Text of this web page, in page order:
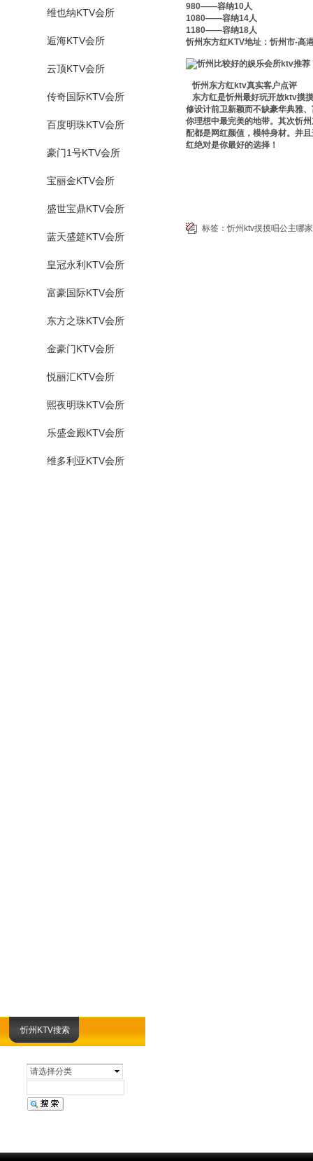
忻州KTV搜索
请选择分类
维也纳KTV会所
逅海KTV会所
云顶KTV会所
传奇国际KTV会所
百度明珠KTV会所
豪门1号KTV会所
宝丽金KTV会所
盛世宝鼎KTV会所
蓝天盛筵KTV会所
皇冠永利KTV会所
富豪国际KTV会所
东方之珠KTV会所
金豪门KTV会所
悦丽汇KTV会所
熙夜明珠KTV会所
乐盛金殿KTV会所
维多利亚KTV会所
980——容纳10人
1080——容纳14人
1180——容纳18人
忻州东方红KTV地址：忻州市-高
忻州东方红ktv真实客户点评
东方红是忻州最好玩开放ktv摸
修设计前卫新颖而不缺豪华典雅
你理想中最完美的地带。其次忻
配都是网红颜值，模特身材。并
红绝对是你最好的选择！
标签：忻州ktv摸摸唱公主哪